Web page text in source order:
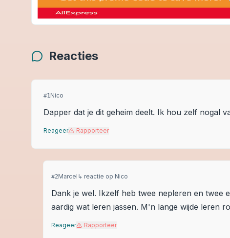
Reacties
#1Nico
Dapper dat je dit geheim deelt. Ik hou zelf nogal
Reageer Rapporteer
#2Marcel ↳ reactie op Nico
Dank je wel. Ikzelf heb twee nepleren en
aardig wat leren jassen. M'n lange wijde leren
Reageer Rapporteer